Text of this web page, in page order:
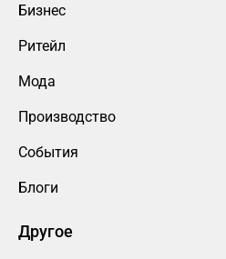
Бизнес
Ритейл
Мода
Производство
События
Блоги
Другое